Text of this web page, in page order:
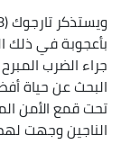
بأعجوبة في ذلك
جراء الضرب
البحث عن حياة
تحت قمع الأمن
الناجين وجهت